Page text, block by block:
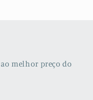
melhor preço do